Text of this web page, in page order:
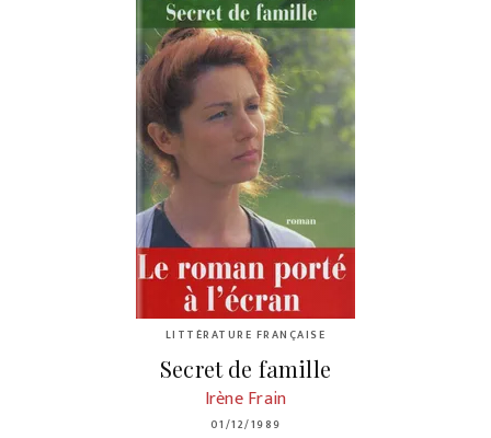
LITTÉRATURE FRANÇAISE
Secret de famille
Irène Frain
01/12/1989